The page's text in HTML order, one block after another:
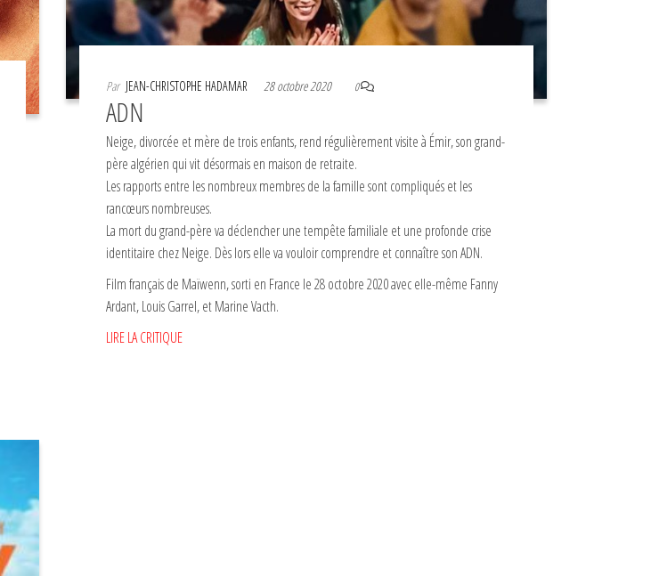
Par JEAN-CHRISTOPHE HADAMAR 28 octobre 2020 0
ADN
Neige, divorcée et mère de trois enfants, rend régulièrement visite à Émir, son grand-
père algérien qui vit désormais en maison de retraite.
Les rapports entre les nombreux membres de la famille sont compliqués et les
rancœurs nombreuses.
La mort du grand-père va déclencher une tempête familiale et une profonde crise
identitaire chez Neige. Dès lors elle va vouloir comprendre et connaître son ADN.
Film français de Maïwenn, sorti en France le 28 octobre 2020 avec elle-même Fanny
Ardant, Louis Garrel, et Marine Vacth.
LIRE LA CRITIQUE